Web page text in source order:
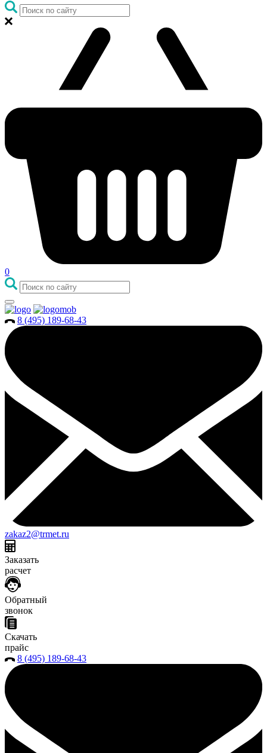
0
8 (495) 189-68-43
zakaz2@trmet.ru
Заказать
расчет
Обратный
звонок
Скачать
прайс
8 (495) 189-68-43